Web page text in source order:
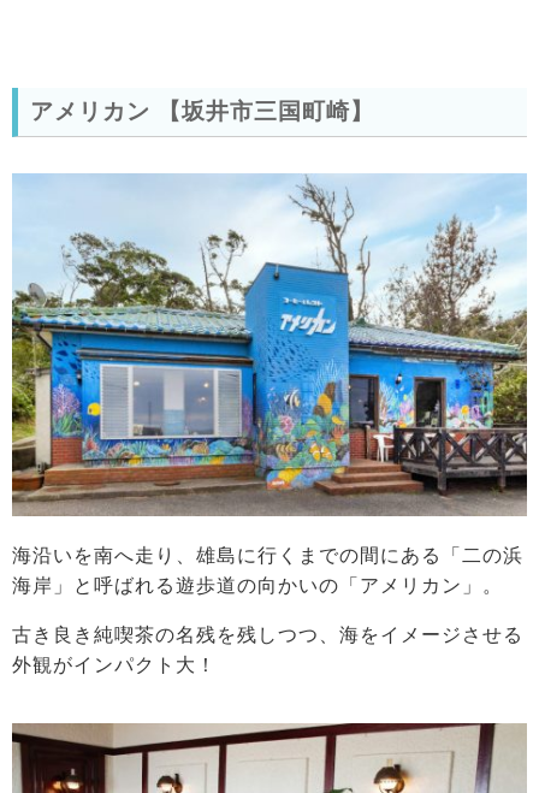
アメリカン 【坂井市三国町崎】
海沿いを南へ走り、雄島に行くまでの間にある「二の浜
海岸」と呼ばれる遊歩道の向かいの「アメリカン」。
古き良き純喫茶の名残を残しつつ、海をイメージさせる
外観がインパクト大！